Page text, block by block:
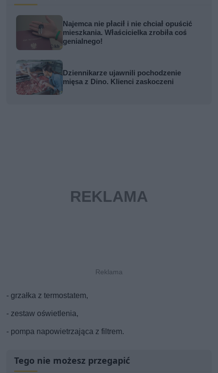
Najemca nie płacił i nie chciał opuścić
mieszkania. Właścicielka zrobiła coś
genialnego!
Dziennikarze ujawnili pochodzenie
mięsa z Dino. Klienci zaskoczeni
- grzałka z termostatem,
- zestaw oświetlenia,
- pompa napowietrzająca z filtrem.
Tego nie możesz przegapić